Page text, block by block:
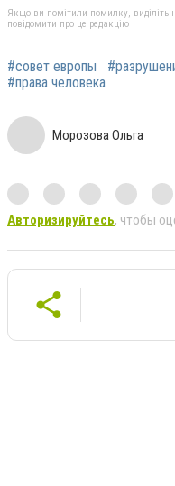
Якщо ви помітили помилку, виділіть
повідомити про це редакцію
#совет европы
#права человека
Морозова Ольга
Авторизируйтесь, чтобы